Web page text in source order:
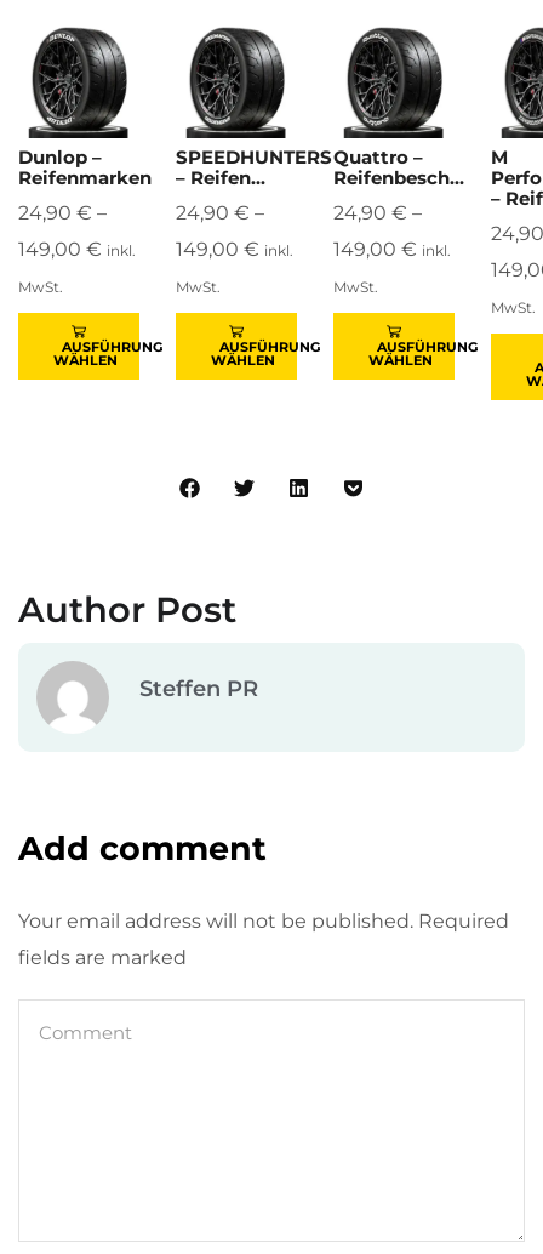
Dunlop –
Reifenmarken
24,90 € –
149,00 € inkl.
MwSt.
AUSFÜHRUNG
WÄHLEN
SPEEDHUNTERS
– Reifen...
24,90 € –
149,00 € inkl.
MwSt.
AUSFÜHRUNG
WÄHLEN
Quattro –
Reifenbesch...
24,90 € –
149,00 € inkl.
MwSt.
AUSFÜHRUNG
WÄHLEN
M
–
MwSt.
Author Post
Steffen PR
Add comment
Your email address will not be published. Required
fields are marked